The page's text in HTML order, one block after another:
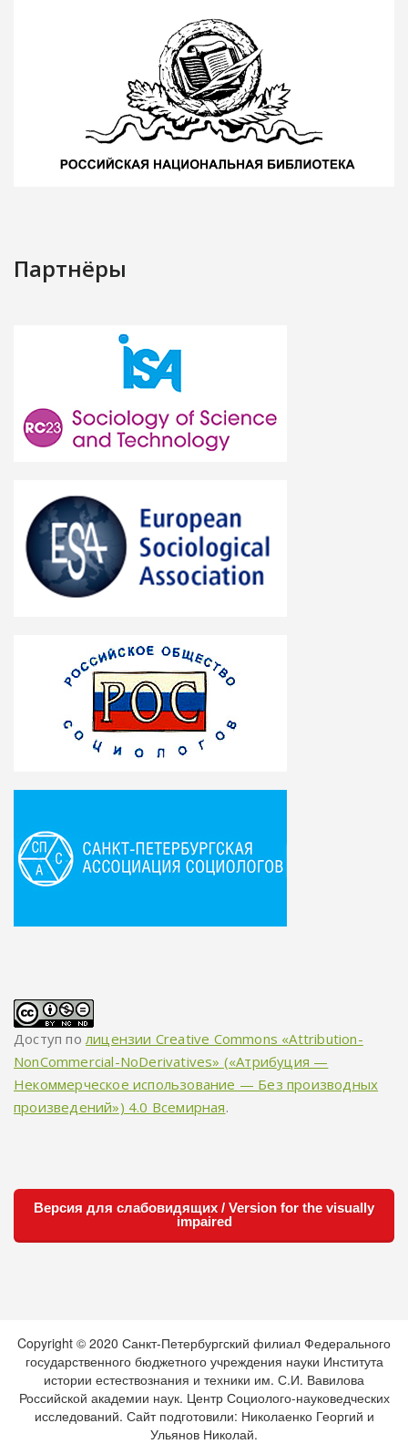
Партнёры
Доступ по лицензии Creative Commons «Attribution-
NonCommercial-NoDerivatives» («Атрибуция —
Некоммерческое использование — Без производных
произведений») 4.0 Всемирная.
Версия для слабовидящих / Version for the visually
impaired
Copyright © 2020 Санкт-Петербургский филиал Федерального
государственного бюджетного учреждения науки Института
истории естествознания и техники им. С.И. Вавилова
Российской академии наук. Центр Социолого-науковедческих
исследований. Сайт подготовили: Николаенко Георгий и
Ульянов Николай.